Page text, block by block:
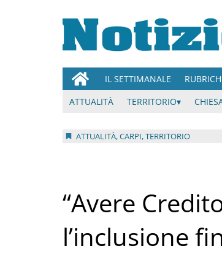
IL SETTIMANALE
ATTUALITÀ
TERRITORIO
ATTUALITÀ, CARPI, TERRITORIO
“Avere
l’inclusione